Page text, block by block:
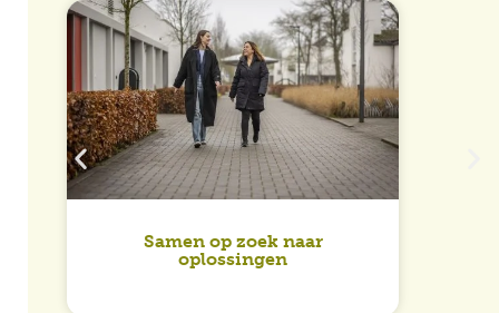
Samen op zoek naar
oplossingen